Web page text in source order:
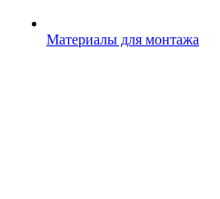
Материалы для монтажа